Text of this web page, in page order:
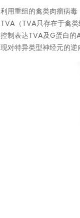
利用重组的禽类肉瘤病
TVA（TVA只存在于禽
控制表达TVA及G蛋白
现对特异类型神经元的逆